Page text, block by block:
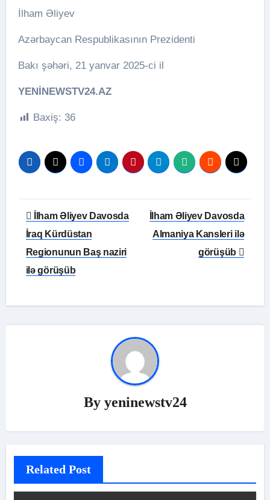
İlham Əliyev
Azərbaycan Respublikasının Prezidenti
Bakı şəhəri, 21 yanvar 2025-ci il
YENİNEWSTV24.AZ
Baxiş: 36
Yazı
naviqasiyası
İlham Əliyev Davosda
İraq Kürdüstan
Regionunun Baş naziri
ilə görüşüb
İlham Əliyev Davosda
Almaniya Kansleri ilə
görüşüb
By yeninewstv24
Related Post